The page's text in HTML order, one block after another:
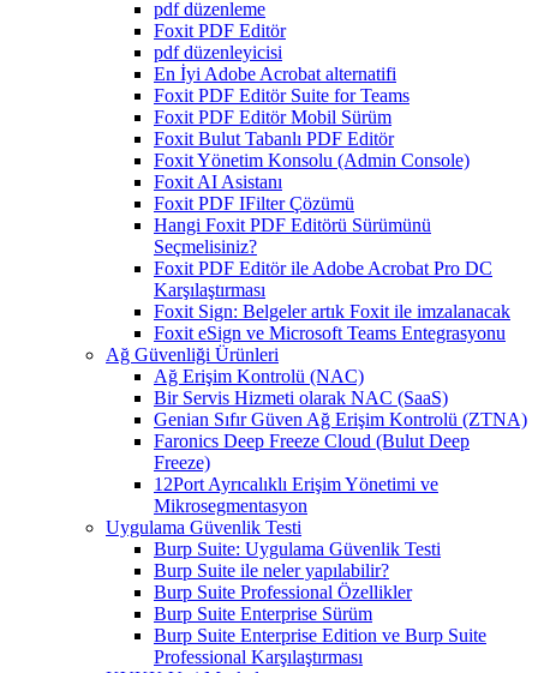
pdf düzenleme
Foxit PDF Editör
pdf düzenleyicisi
En İyi Adobe Acrobat alternatifi
Foxit PDF Editör Suite for Teams
Foxit PDF Editör Mobil Sürüm
Foxit Bulut Tabanlı PDF Editör
Foxit Yönetim Konsolu (Admin Console)
Foxit AI Asistanı
Foxit PDF IFilter Çözümü
Hangi Foxit PDF Editörü Sürümünü
Seçmelisiniz?
Foxit PDF Editör ile Adobe Acrobat Pro DC
Karşılaştırması
Foxit Sign: Belgeler artık Foxit ile imzalanacak
Foxit eSign ve Microsoft Teams Entegrasyonu
Ağ Güvenliği Ürünleri
Ağ Erişim Kontrolü (NAC)
Bir Servis Hizmeti olarak NAC (SaaS)
Genian Sıfır Güven Ağ Erişim Kontrolü (ZTNA)
Faronics Deep Freeze Cloud (Bulut Deep
Freeze)
12Port Ayrıcalıklı Erişim Yönetimi ve
Mikrosegmentasyon
Uygulama Güvenlik Testi
Burp Suite: Uygulama Güvenlik Testi
Burp Suite ile neler yapılabilir?
Burp Suite Professional Özellikler
Burp Suite Enterprise Sürüm
Burp Suite Enterprise Edition ve Burp Suite
Professional Karşılaştırması